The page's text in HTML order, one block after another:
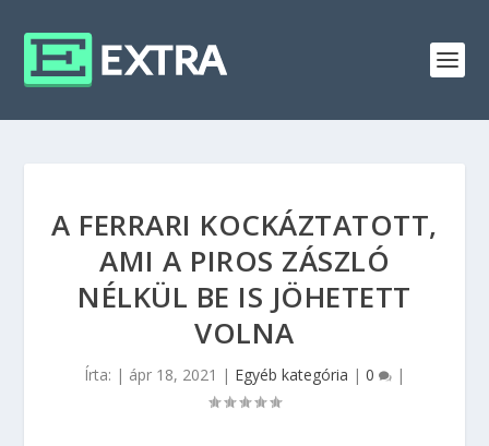
A FERRARI KOCKÁZTATOTT,
AMI A PIROS ZÁSZLÓ
NÉLKÜL BE IS JÖHETETT
VOLNA
Írta: | ápr 18, 2021 | Egyéb kategória | 0 |